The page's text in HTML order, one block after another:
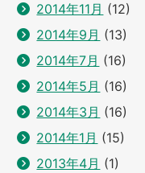
2014年11月 (12)
2014年9月 (13)
2014年7月 (16)
2014年5月 (16)
2014年3月 (16)
2014年1月 (15)
2013年4月 (1)